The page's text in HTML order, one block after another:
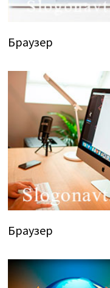
Браузер
Браузер